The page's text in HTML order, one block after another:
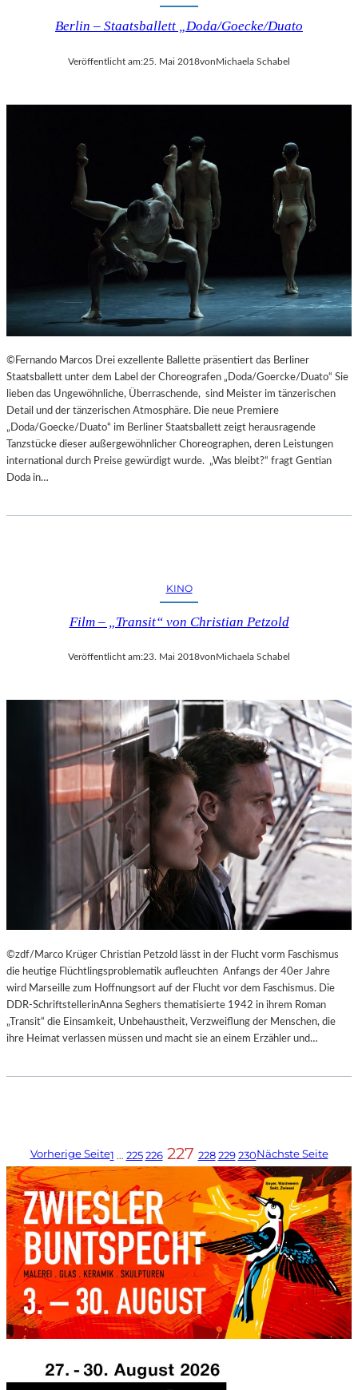
Berlin – Staatsballett „Doda/Goecke/Duato
Veröffentlicht am:25. Mai 2018vonMichaela Schabel
©Fernando Marcos Drei exzellente Ballette präsentiert das Berliner
Staatsballett unter dem Label der Choreografen „Doda/Goercke/Duato“ Sie
lieben das Ungewöhnliche, Überraschende, sind Meister im tänzerischen
Detail und der tänzerischen Atmosphäre. Die neue Premiere
„Doda/Goecke/Duato“ im Berliner Staatsballett zeigt herausragende
Tanzstücke dieser außergewöhnlicher Choreographen, deren Leistungen
international durch Preise gewürdigt wurde. „Was bleibt?“ fragt Gentian
Doda in…
KINO
Film – „Transit“ von Christian Petzold
Veröffentlicht am:23. Mai 2018von Michaela Schabel
©zdf/Marco Krüger Christian Petzold lässt in der Flucht vorm Faschismus
die heutige Flüchtlingsproblematik aufleuchten Anfangs der 40er Jahre
wird Marseille zum Hoffnungsort auf der Flucht vor dem Faschismus. Die
DDR-SchriftstellerinAnna Seghers thematisierte 1942 in ihrem Roman
„Transit“ die Einsamkeit, Unbehaustheit, Verzweiflung der Menschen, die
ihre Heimat verlassen müssen und macht sie an einem Erzähler und…
Vorherige Seite1 … 225 226 227 228 229 230Nächste Seite